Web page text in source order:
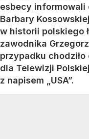
esbecy informowali
Barbary
w historii polskiego
zawodnika
przypadku
dla Telewizji
z napisem „USA”.